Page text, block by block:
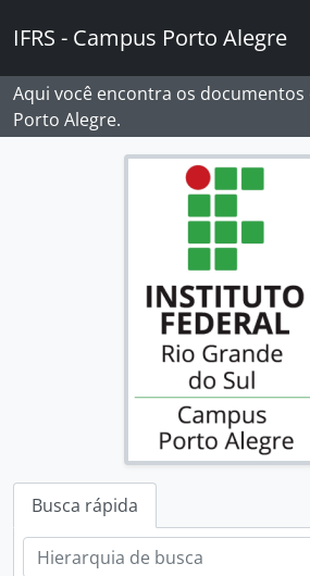
IFRS - Campus Porto Alegre
Aqui você encontra os documentos
Porto Alegre.
Busca rápida